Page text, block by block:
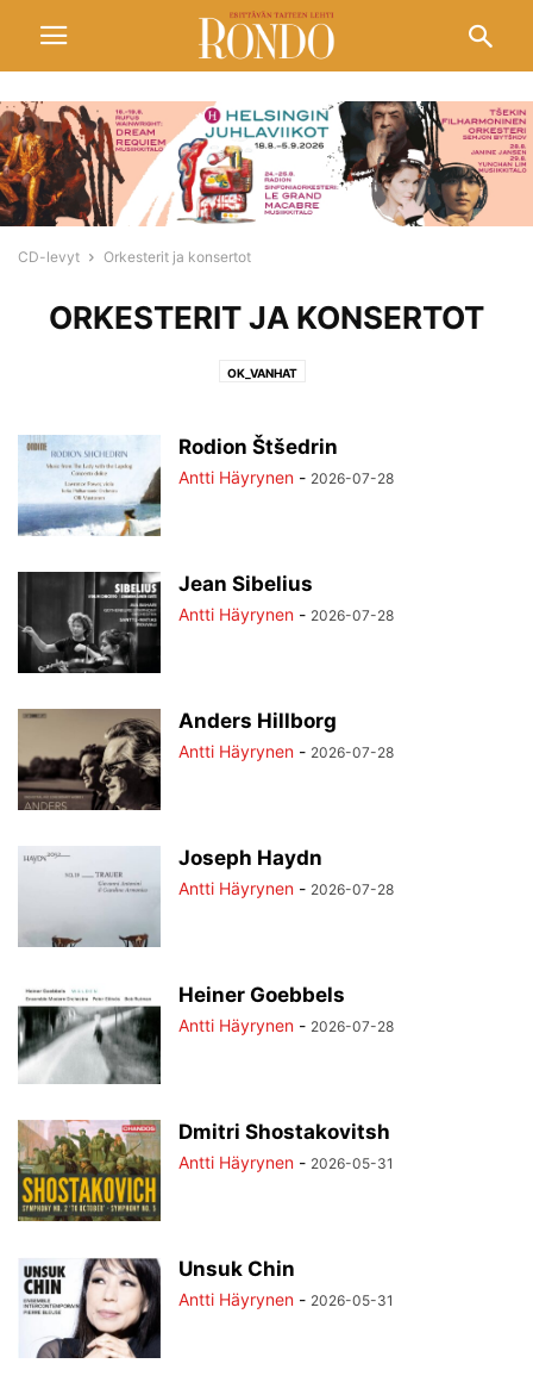
CD-levyt Orkesterit ja konsertot
ORKESTERIT JA KONSERTOT
OK_VANHAT
Rodion Štšedrin
Antti Häyrynen - 2026-07-28
Jean Sibelius
Antti Häyrynen - 2026-07-28
Anders Hillborg
Antti Häyrynen - 2026-07-28
Joseph Haydn
Antti Häyrynen - 2026-07-28
Heiner Goebbels
Antti Häyrynen - 2026-07-28
Dmitri Shostakovitsh
Antti Häyrynen - 2026-05-31
Unsuk Chin
Antti Häyrynen - 2026-05-31